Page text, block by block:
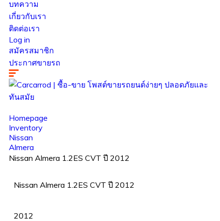
บทความ
เกี่ยวกับเรา
ติดต่อเรา
Log in
สมัครสมาชิก
ประกาศขายรถ
Homepage
Inventory
Nissan
Almera
Nissan Almera 1.2ES CVT ปี 2012
Nissan Almera 1.2ES CVT ปี 2012
2012